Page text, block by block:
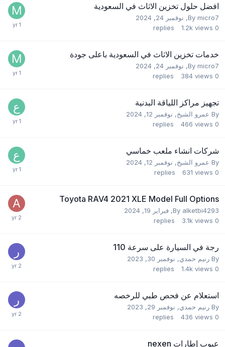
افضل حلول تخزين الاثاث في السعودية
By micro7
, نوفمبر 24, 2024
0
replies 1.2k views
خدمات تخزين الاثاث في السعودية باعلى جودة
By micro7
, نوفمبر 24, 2024
0
replies 384 views
تجهيز مراكز اللياقة البدنية
By عمرو الشيخ, نوفمبر 12, 2024
0
replies 466 views
شركات انشاء ملعب خماسي
By عمرو الشيخ, نوفمبر 12, 2024
0
replies 631 views
Toyota RAV4 2021 XLE Model Full Options
By alketbi4293
, فبراير 19, 2024
0
replies 3.1k views
رجة في السيارة على سرعة 110
By رنيم حمدي, نوفمبر 30, 2023
0
replies 1.4k views
استعلام عن فحص طبي للرخصه
By رنيم حمدي, نوفمبر 29, 2023
0
replies 436 views
عيوب إطارات nexen